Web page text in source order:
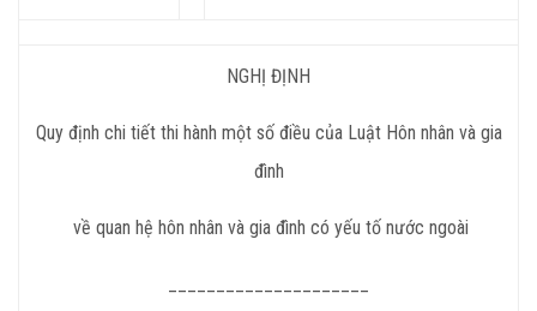
NGHỊ ĐỊNH
Quy định chi tiết thi hành một số điều của Luật Hôn nhân và gia
đình
về quan hệ hôn nhân và gia đình có yếu tố nước ngoài